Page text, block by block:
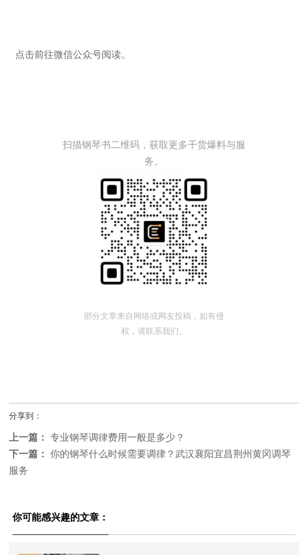
点击前往微信公众号阅读。
扫描钢琴书二维码，获取更多干货爆料与服
务。
部分文章来自网络或网友投稿，如有侵
权，请联系我们。
分享到：
上一篇：专业钢琴调律费用一般是多少？
下一篇：你的钢琴什么时候需要调律？武汉襄阳宜昌荆州黄冈调琴
服务
你可能感兴趣的文章：